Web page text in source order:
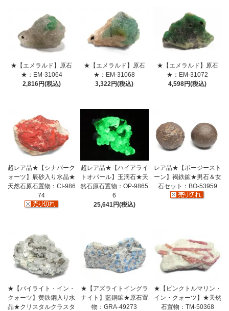
★【エメラルド】原石
★：EM-31064
2,816円(税込)
★【エメラルド】原石
★：EM-31068
3,322円(税込)
★【エメラルド】原石
★：EM-31072
4,598円(税込)
超レア品★【シナバーク
ォーツ】辰砂入り水晶★
天然石原石置物：CI-986
74
超レア品★【ハイアライ
トオパール】玉滴石★天
然石原石置物：OP-9865
6
25,641円(税込)
レア品★【ボージースト
ーン】褐鉄鉱★男石＆女
石セット：BO-53959
★【パイライト・イン・
クォーツ】黄鉄鋼入り水
晶★クリスタルクラスタ
★【アズライトイングラ
ナイト】藍銅鉱★原石置
物：GRA-49273
★【ピンクトルマリン・
イン・クォーツ】★天然
石置物：TM-50368